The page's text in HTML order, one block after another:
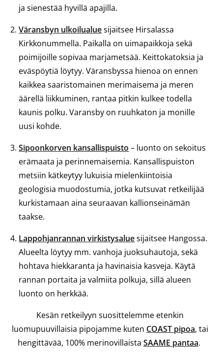
ja sienestää hyvillä apajilla.
Väransbyn ulkoilualuesijaitsee Hirsalassa
Kirkkonummella. Paikalla on uimapaikkoja sekä
poimijoille sopivaa marjametsää. Keittokatoksia ja
eväspöytiä löytyy. Väransbyssa hienoa on ennen
kaikkea saaristomainen merimaisema ja meren
äärellä liikkuminen, rantaa pitkin kulkee todella
kaunis polku. Varansby on ruuhkaton ja monille
uusi kohde.
Sipoonkorven kansallispuisto – luonto on sekoitus
erämaata ja perinnemaisemia. Kansallispuiston
metsiin kätkeytyy lukuisia mielenkiintoisia
geologisia muodostumia, jotka kutsuvat retkeilijää
kurkistamaan aina seuraavan kallionseinämän
taakse.
Lappohjanrannan virkistysaluesijaitsee Hangossa.
Alueelta löytyy mm. vanhoja juoksuhautoja, sekä
hohtava hiekkaranta ja havinaisia kasveja. Käytä
rannan portaita ja valmiita polkuja, sillä alueen
luonto on herkkää.
Kesän retkeilyyn suosittelemme etenkin
luomupuuvillaisia pipojamme kuten COAST pipoa, tai
hengittävää, 100% merinovillaista SAAME pantaa.